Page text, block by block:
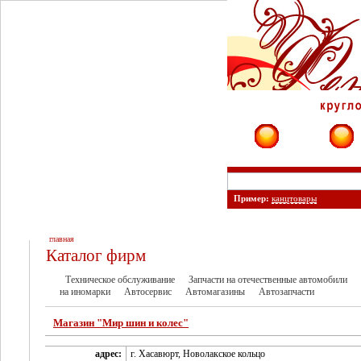
Пример: канцтовары
главная
Каталог фирм
Техническое обслуживание
Запчасти на отечественные автомобили
на иномарки
Автосервис Автомагазины Автозапчасти
Магазин "Мир шин и колес"
адрес: г. Хасавюрт, Новолакское кольцо